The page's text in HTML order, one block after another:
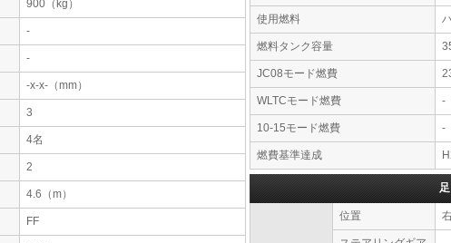
900（kg）
-
-
-x-x-（mm）
3
4名
2
4.6（m）
FF
使用燃料
燃料タンク容量
JC08モード燃費
WLTCモード燃費 -
10-15モード燃費 -
燃費基準達成
位置